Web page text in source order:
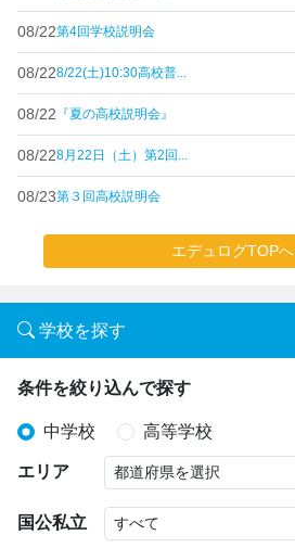
08/22第4回学校説明会
08/228/22(土)10:30高校普...
08/22 『夏の高校説明会』
08/228月22日（土）第2回...
08/23第３回高校説明会
エデュログTOPへ
学校を探す
条件を絞り込んで探す
中学校 高等学校
エリア
国公私立